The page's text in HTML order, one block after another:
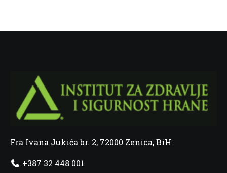
Fra Ivana Jukića br. 2, 72000 Zenica, BiH
+387 32 448 001